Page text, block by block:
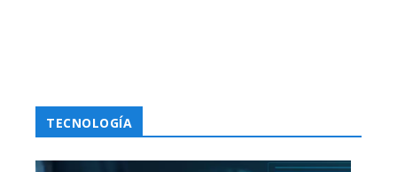
TECNOLOGÍA